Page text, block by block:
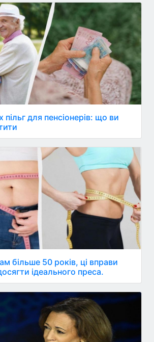
для пенсіонерів: що ви
більше 50 років, ці вправи
ідеального преса.